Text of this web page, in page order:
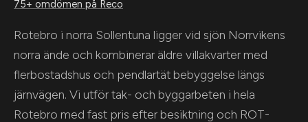
75+ omdömen på Reco
Rotebro i norra Sollentuna ligger vid sjön Norrvikens
norra ände och kombinerar äldre villakvarter med
flerbostadshus och pendlartät bebyggelse längs
järnvägen. Vi utför tak- och byggarbeten i hela
Rotebro med fast pris efter besiktning och ROT-